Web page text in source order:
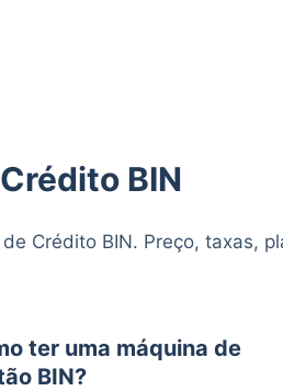
BIN
Crédito BIN. Preço, taxas,
ter uma máquina de
BIN?